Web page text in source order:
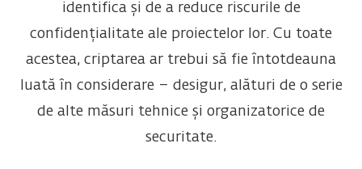
identifica și de a reduce riscurile de
confidențialitate ale proiectelor lor. Cu toate
acestea, criptarea ar trebui să fie întotdeauna
luată în considerare – desigur, alături de o serie
de alte măsuri tehnice și organizatorice de
securitate.